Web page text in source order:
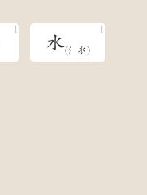
水(氵氺)